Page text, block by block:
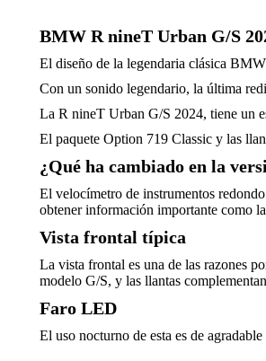
BMW R nineT Urban G/S
El diseño de la legendaria clásica
Con un sonido legendario, la última
La R nineT Urban G/S 2024, tiene un
El paquete Option 719 Classic y las
¿Qué ha cambiado en la
El velocímetro de instrumentos
obtener información importante como
Vista frontal típica
La vista frontal es una de las razones
modelo G/S, y las llantas
Faro LED
El uso nocturno de esta es de